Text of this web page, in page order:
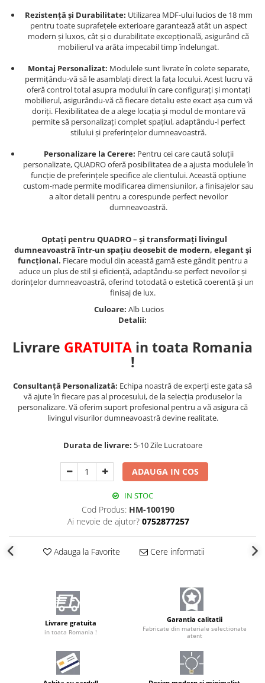
Rezistență și Durabilitate: Utilizarea MDF-ului lucios de 18 mm
pentru toate suprafețele exterioare garantează atât un aspect
modern și luxos, cât și o durabilitate excepțională, asigurând că
mobilierul va arăta impecabil timp îndelungat.
Montaj Personalizat: Modulele sunt livrate în colete separate,
permițându-vă să le asamblați direct la fața locului. Acest lucru vă
oferă control total asupra modului în care configurați și montați
mobilierul, asigurându-vă că fiecare detaliu este exact așa cum vă
doriți. Flexibilitatea de a alege locația și modul de montare vă
permite să personalizați complet spațiul, adaptându-l perfect
stilului și preferințelor dumneavoastră.
Personalizare la Cerere: Pentru cei care caută soluții
personalizate, QUADRO oferă posibilitatea de a ajusta modulele în
funcție de preferințele specifice ale clientului. Această opțiune
custom-made permite modificarea dimensiunilor, a finisajelor sau
a altor detalii pentru a corespunde perfect nevoilor
dumneavoastră.
Optați pentru QUADRO – și transformați livingul
dumneavoastră într-un spațiu deosebit de modern, elegant și
funcțional. Fiecare modul din această gamă este gândit pentru a
aduce un plus de stil și eficiență, adaptându-se perfect nevoilor și
dorințelor dumneavoastră, oferind totodată o estetică coerentă și un
finisaj de lux.
Culoare: Alb Lucios
Detalii:
Livrare GRATUITA in toata Romania
!
Consultanță Personalizată: Echipa noastră de experți este gata să
vă ajute în fiecare pas al procesului, de la selecția produselor la
personalizare. Vă oferim suport profesional pentru a vă asigura că
livingul visurilor dumneavoastră devine realitate.
Durata de livrare: 5-10 Zile Lucratoare
ADAUGA IN COS
IN STOC
Cod Produs: HM-100190
Ai nevoie de ajutor? 0752877257
Adauga la Favorite Cere informatii
Livrare gratuita
in toata Romania !
Garantia calitatii
Fabricate din materiale selectionate
atent